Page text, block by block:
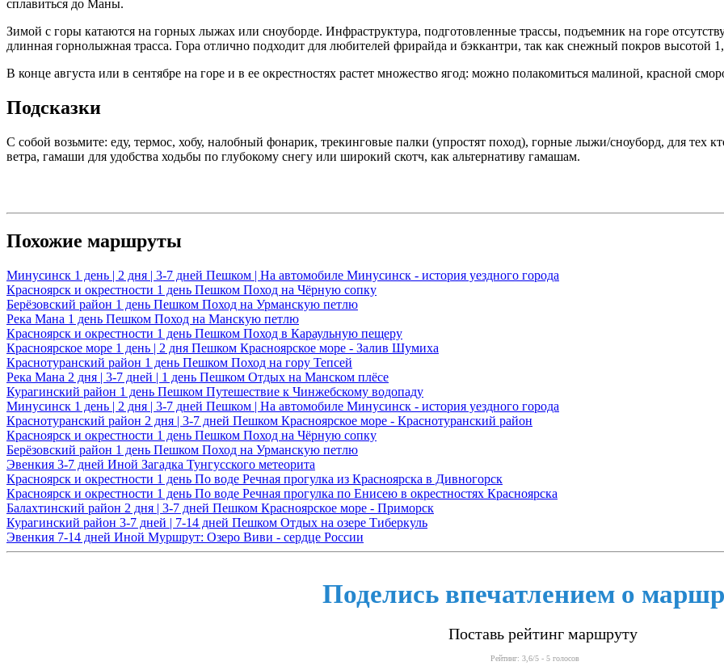
сплавиться до Маны.
Зимой с горы катаются на горных лыжах или сноуборде. Инфраструктура, подготовленные трассы, подъемник на горе
длинная горнолыжная трасса. Гора отлично подходит для любителей фрирайда и бэккантри, так как снежный покров высотой
В конце августа или в сентябре на горе и в ее окрестностях растет множество ягод: можно полакомиться малиной, красной
Подсказки
С собой возьмите: еду, термос, хобу, налобный фонарик, трекинговые палки (упростят поход), горные лыжи/сноуборд, для тех
ветра, гамаши для удобства ходьбы по глубокому снегу или широкий скотч, как альтернативу гамашам.
Похожие маршруты
Минусинск 1 день | 2 дня | 3-7 дней Пешком | На автомобиле Минусинск - история уездного города
Красноярск и окрестности 1 день Пешком Поход на Чёрную сопку
Берёзовский район 1 день Пешком Поход на Урманскую петлю
Река Мана 1 день Пешком Поход на Манскую петлю
Красноярск и окрестности 1 день Пешком Поход в Караульную пещеру
Красноярское море 1 день | 2 дня Пешком Красноярское море - Залив Шумиха
Краснотуранский район 1 день Пешком Поход на гору Тепсей
Река Мана 2 дня | 3-7 дней | 1 день Пешком Отдых на Манском плёсе
Курагинский район 1 день Пешком Путешествие к Чинжебскому водопаду
Минусинск 1 день | 2 дня | 3-7 дней Пешком | На автомобиле Минусинск - история уездного города
Краснотуранский район 2 дня | 3-7 дней Пешком Красноярское море - Краснотуранский район
Красноярск и окрестности 1 день Пешком Поход на Чёрную сопку
Берёзовский район 1 день Пешком Поход на Урманскую петлю
Эвенкия 3-7 дней Иной Загадка Тунгусского метеорита
Красноярск и окрестности 1 день По воде Речная прогулка из Красноярска в Дивногорск
Красноярск и окрестности 1 день По воде Речная прогулка по Енисею в окрестностях Красноярска
Балахтинский район 2 дня | 3-7 дней Пешком Красноярское море - Приморск
Курагинский район 3-7 дней | 7-14 дней Пешком Отдых на озере Тиберкуль
Эвенкия 7-14 дней Иной Муршрут: Озеро Виви - сердце России
Поделись впечатлением о
Поставь рейтинг маршруту
Рейтинг: 3,6/5 - 5 голосов